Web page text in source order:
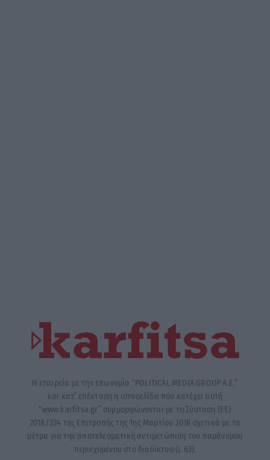
Η εταιρεία με την επωνυμία “POLITICAL MEDIA GROUP A.E.”
και κατ’ επέκταση η ιστοσελίδα που κατέχει αυτή
“www.karfitsa.gr” συμμορφώνονται με τη Σύσταση (ΕΕ)
2018/334 της Επιτροπής της 1ης Μαρτίου 2018 σχετικά με τα
μέτρα για την αποτελεσματική αντιμετώπιση του παράνομου
περιεχομένου στο διαδίκτυο (L 63).